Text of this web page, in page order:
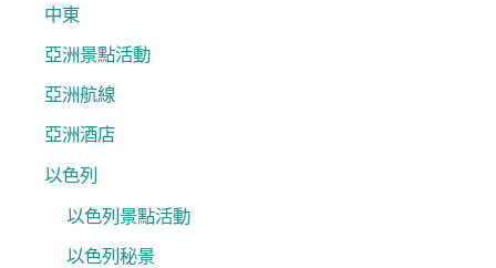
中東
亞洲景點活動
亞洲航線
亞洲酒店
以色列
以色列景點活動
以色列秘景